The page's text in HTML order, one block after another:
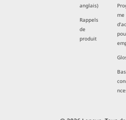
anglais)
Rappels
de
produit
me